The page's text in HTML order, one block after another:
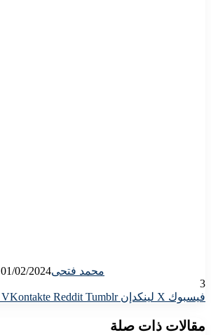
محمد فتحى01/02/2024
3
فيسبوك X لينكدإن
مقالات ذات صلة